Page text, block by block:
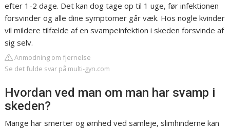
efter 1-2 dage. Det kan dog tage op til 1 uge, før infektionen
forsvinder og alle dine symptomer går væk. Hos nogle kvinder
vil mildere tilfælde af en svampeinfektion i skeden forsvinde af
sig selv.
Anmodning om fjernelse
Se det fulde svar på multi-gyn.com
Hvordan ved man om man har svamp i
skeden?
Mange har smerter og ømhed ved samleje, slimhinderne kan